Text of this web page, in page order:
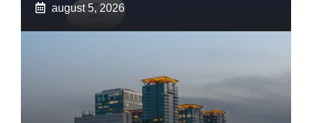
august 5, 2026